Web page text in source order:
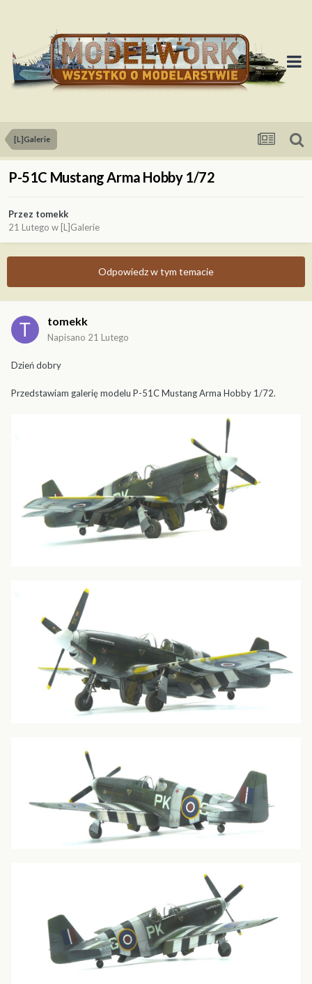
[L]Galerie
P-51C Mustang Arma Hobby 1/72
Przez tomekk
21 Lutego w [L]Galerie
Odpowiedz w tym temacie
tomekk
Napisano 21 Lutego
Dzień dobry
Przedstawiam galerię modelu P-51C Mustang Arma Hobby 1/72.